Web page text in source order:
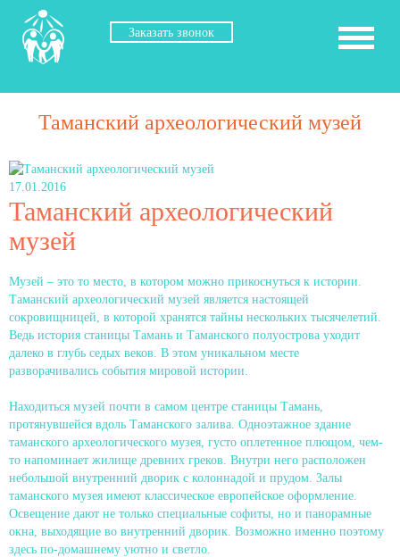
Заказать звонок
Таманский археологический музей
17.01.2016
Таманский археологический
музей
Музей – это то место, в котором можно прикоснуться к истории.
Таманский археологический музей является настоящей
сокровищницей, в которой хранятся тайны нескольких тысячелетий.
Ведь история станицы Тамань и Таманского полуострова уходит
далеко в глубь седых веков. В этом уникальном месте
разворачивались события мировой истории.
Находиться музей почти в самом центре станицы Тамань,
протянувшейся вдоль Таманского залива. Одноэтажное здание
таманского археологического музея, густо оплетенное плющом, чем-
то напоминает жилище древних греков. Внутри него расположен
небольшой внутренний дворик с колоннадой и прудом. Залы
таманского музея имеют классическое европейское оформление.
Освещение дают не только специальные софиты, но и панорамные
окна, выходящие во внутренний дворик. Возможно именно поэтому
здесь по-домашнему уютно и светло.